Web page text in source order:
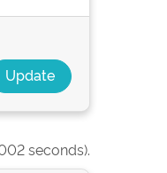
seconds).